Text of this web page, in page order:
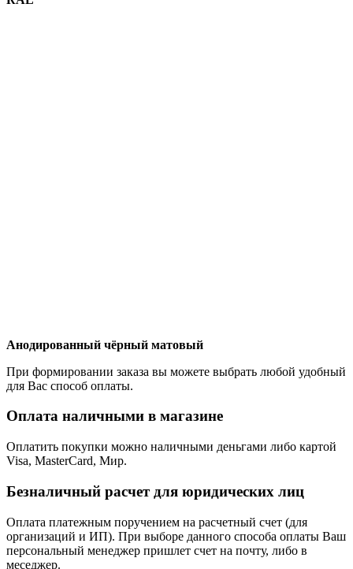
Анодированный чёрный матовый
При формировании заказа вы можете выбрать любой удобный
для Вас способ оплаты.
Оплата наличными в магазине
Оплатить покупки можно наличными деньгами либо картой
Visa, MasterCard, Мир.
Безналичный расчет для юридических лиц
Оплата платежным поручением на расчетный счет (для
организаций и ИП). При выборе данного способа оплаты Ваш
персональный менеджер пришлет счет на почту, либо в
меседжер.